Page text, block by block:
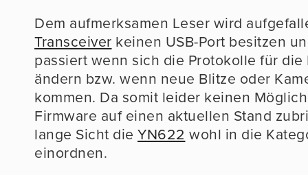
Dem aufmerksamen Leser wird
Transceiver keinen USB-Port besitzen
passiert wenn sich die Protokolle für
ändern bzw. wenn neue Blitze oder
kommen. Da somit leider keinen
Firmware auf einen aktuellen Stand
lange Sicht die YN622 wohl in die
einordnen.